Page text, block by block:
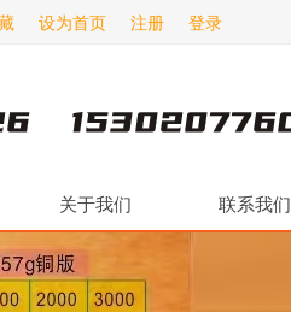
登录
注册
设为首页
关于我们 联系我们